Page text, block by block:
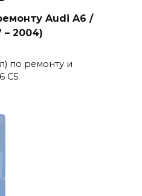
Audi A6 /
– 2004)
по ремонту и
C5.